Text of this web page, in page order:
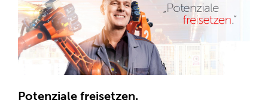
Potenziale freisetzen.